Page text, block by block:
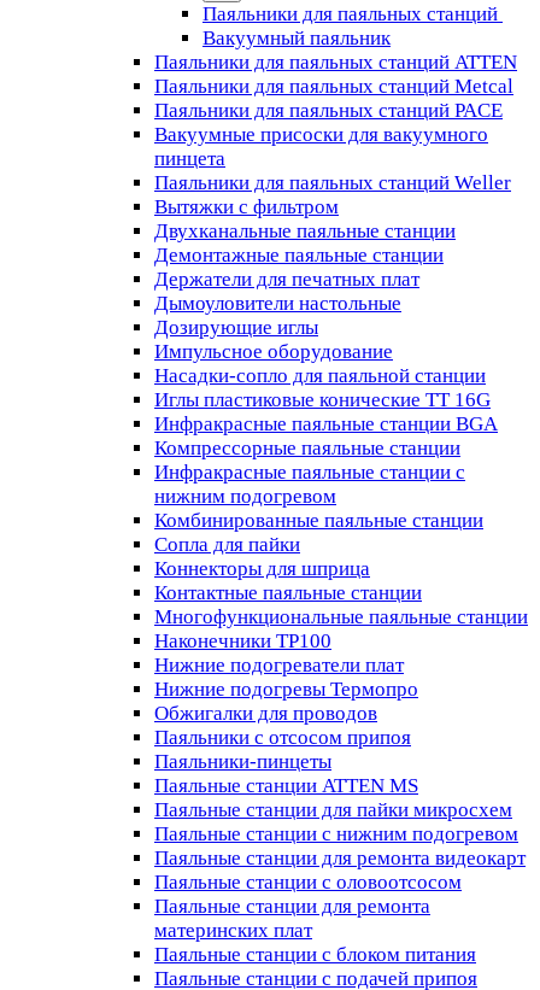
Паяльники для паяльных станций
Вакуумный паяльник
Паяльники для паяльных станций ATTEN
Паяльники для паяльных станций Metcal
Паяльники для паяльных станций PACE
Вакуумные присоски для вакуумного
пинцета
Паяльники для паяльных станций Weller
Вытяжки с фильтром
Двухканальные паяльные станции
Демонтажные паяльные станции
Держатели для печатных плат
Дымоуловители настольные
Дозирующие иглы
Импульсное оборудование
Насадки-сопло для паяльной станции
Иглы пластиковые конические TT 16G
Инфракрасные паяльные станции BGA
Компрессорные паяльные станции
Инфракрасные паяльные станции с
нижним подогревом
Комбинированные паяльные станции
Сопла для пайки
Коннекторы для шприца
Контактные паяльные станции
Многофункциональные паяльные станции
Наконечники TP100
Нижние подогреватели плат
Нижние подогревы Термопро
Обжигалки для проводов
Паяльники с отсосом припоя
Паяльники-пинцеты
Паяльные станции ATTEN MS
Паяльные станции для пайки микросхем
Паяльные станции с нижним подогревом
Паяльные станции для ремонта видеокарт
Паяльные станции с оловоотсосом
Паяльные станции для ремонта
материнских плат
Паяльные станции с блоком питания
Паяльные станции с подачей припоя